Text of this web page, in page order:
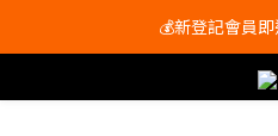
會員尊享購物滿
💰新登記會員
會員尊享購物滿